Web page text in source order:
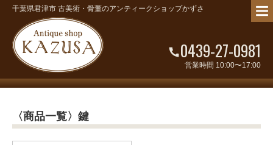
千葉県君津市 古美術・骨董のアンティークショップかずさ
0439-27-0981
営業時間 10:00〜17:00
〈商品一覧〉鍵